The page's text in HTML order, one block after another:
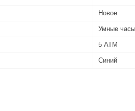
Новое
Умные часы
5 АТМ
Синий